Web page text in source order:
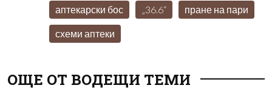
аптекарски бос „36.6“ пране на пари
схеми аптеки
ОЩЕ ОТ ВОДЕЩИ ТЕМИ